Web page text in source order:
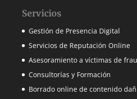
Servicios
Gestión de Presencia Digital
Servicios de Reputación Online
Asesoramiento a víctimas de
Consultorías y Formación
Borrado online de contenido